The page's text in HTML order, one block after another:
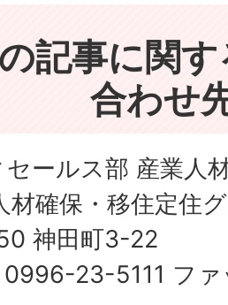
記事に関
合わせ
ールス部 産業人
材確保・移住定住
神田町3-22
0996-23-5111 フ